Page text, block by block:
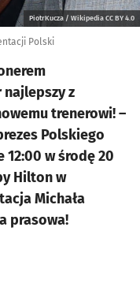
PiotrKucza / Wikipedia CC BY 4.0
Polski
najlepszy z
trenerowi! –
Polskiego
12:00 w środę 20
Hilton w
Michała
prasowa!